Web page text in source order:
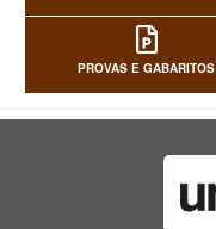
PROVAS E GABARITOS